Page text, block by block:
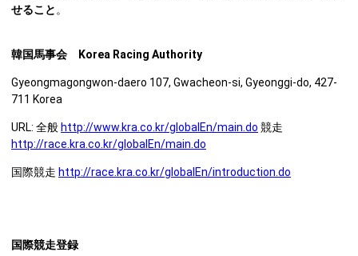
せること 。
韓国馬事会 Korea Racing Authority
Gyeongmagongwon-daero 107, Gwacheon-si, Gyeonggi-do, 427-
711 Korea
URL: 全般 http://www.kra.co.kr/globalEn/main.do 競走
http://race.kra.co.kr/globalEn/main.do
国際競走 http://race.kra.co.kr/globalEn/introduction.do
国際競走登録